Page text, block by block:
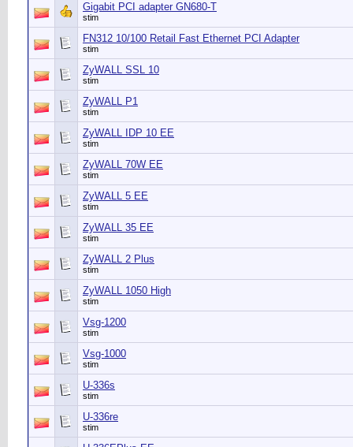
Gigabit PCI adapter GN680-T
stim
FN312 10/100 Retail Fast Ethernet PCI Adapter
stim
ZyWALL SSL 10
stim
ZyWALL P1
stim
ZyWALL IDP 10 EE
stim
ZyWALL 70W EE
stim
ZyWALL 5 EE
stim
ZyWALL 35 EE
stim
ZyWALL 2 Plus
stim
ZyWALL 1050 High
stim
Vsg-1200
stim
Vsg-1000
stim
U-336s
stim
U-336re
stim